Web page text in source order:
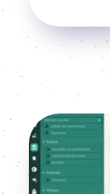
Voir l'article
Image